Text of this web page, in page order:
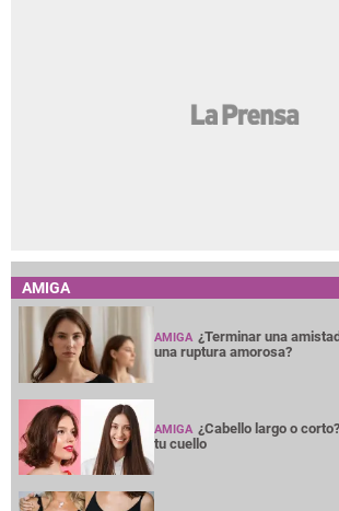
AMIGA
AMIGA ¿Terminar una
una ruptura amorosa?
AMIGA ¿Cabello largo o
tu cuello